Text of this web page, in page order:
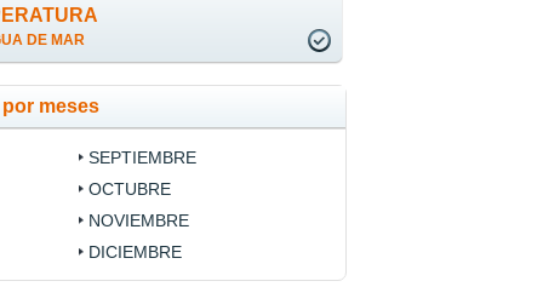
DE MAR
meses
SEPTIEMBRE
OCTUBRE
NOVIEMBRE
DICIEMBRE